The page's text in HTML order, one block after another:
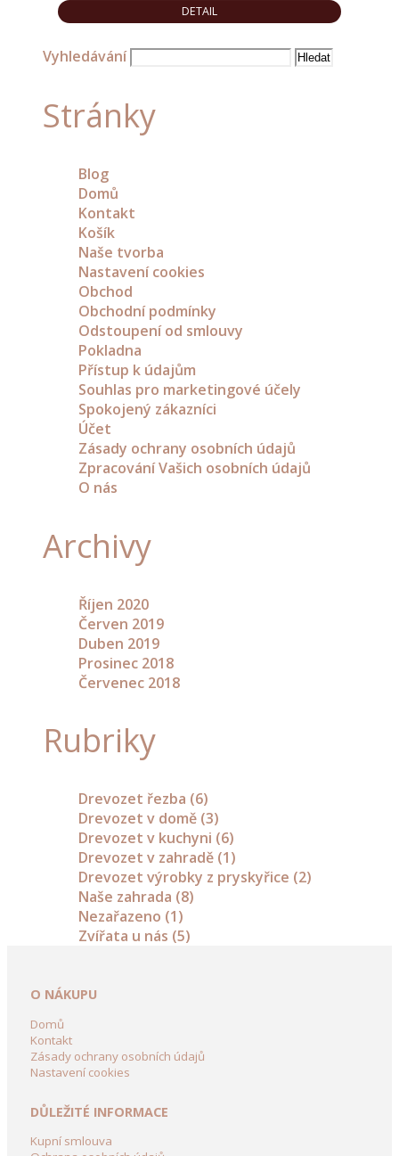
DETAIL
Vyhledávání
Stránky
Blog
Domů
Kontakt
Košík
Naše tvorba
Nastavení cookies
Obchod
Obchodní podmínky
Odstoupení od smlouvy
Pokladna
Přístup k údajům
Souhlas pro marketingové účely
Spokojený zákazníci
Účet
Zásady ochrany osobních údajů
Zpracování Vašich osobních údajů
O nás
Archivy
Říjen 2020
Červen 2019
Duben 2019
Prosinec 2018
Červenec 2018
Rubriky
Drevozet řezba (6)
Drevozet v domě (3)
Drevozet v kuchyni (6)
Drevozet v zahradě (1)
Drevozet výrobky z pryskyřice (2)
Naše zahrada (8)
Nezařazeno (1)
Zvířata u nás (5)
O NÁKUPU
Domů
Kontakt
Zásady ochrany osobních údajů
Nastavení cookies
DŮLEŽITÉ INFORMACE
Kupní smlouva